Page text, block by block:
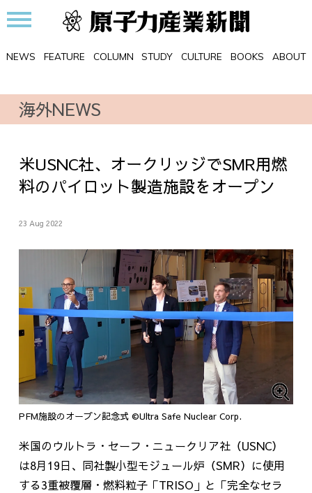
NEWS FEATURE COLUMN STUDY CULTURE BOOKS ABOUT
海外NEWS
米USNC社、オークリッジでSMR用燃
料のパイロット製造施設をオープン
23 Aug 2022
PFM施設のオープン記念式 ©Ultra Safe Nuclear Corp.
米国のウルトラ・セーフ・ニュークリア社（USNC）
は8月19日、同社製小型モジュール炉（SMR）に使用
する3重被覆層・燃料粒子「TRISO」と「完全なセラ